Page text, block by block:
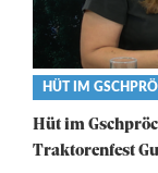
Video
category
HÜT IM
Hüt im
Traktorenfest